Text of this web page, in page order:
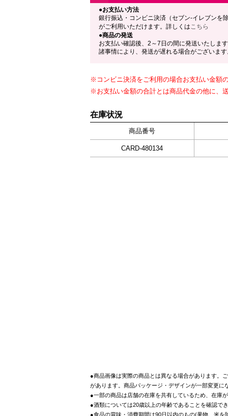
●お支払い方法
銀行振込・コンビニ決済（セブン-イレブンを
がご利用いただけます。詳しくはこちら
●商品の発送
お支払い確認後、2～7日の間に発送いたしま
諸事情により、発送が遅れる場合がございま
※コンビニ決済をご利用の場合お支払い金額
※お支払い金額の合計とは商品代金の他に、
在庫状況
商品番号
CARD-480134
●商品画像は実際の商品とは異なる場合があります。
があります。商品パッケージ・デザインが一部変更に
●一部の商品は店舗の在庫を共有しているため、在庫
●酒類については20歳以上の年齢であることを確認で
●食品の賞味・消費期間は90日以内のもの(果物、米